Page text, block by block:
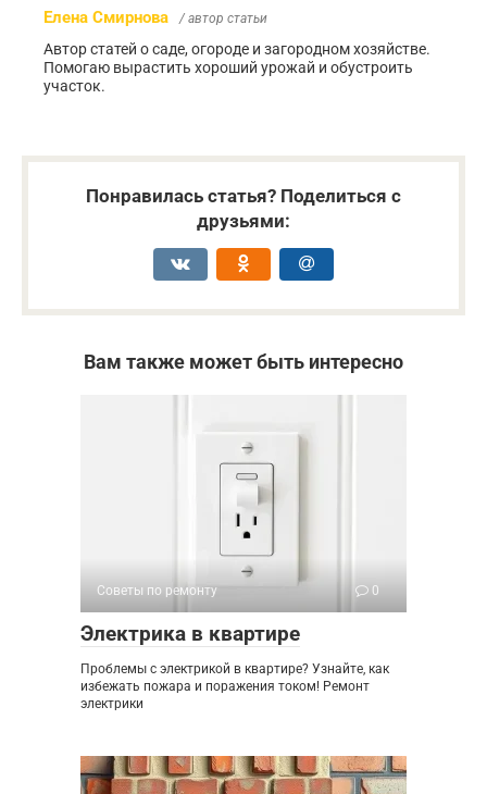
Елена Смирнова / автор статьи
Автор статей о саде, огороде и загородном хозяйстве.
Помогаю вырастить хороший урожай и обустроить
участок.
Понравилась статья? Поделиться с
друзьями:
Вам также может быть интересно
Советы по ремонту 0
Электрика в квартире
Проблемы с электрикой в квартире? Узнайте, как
избежать пожара и поражения током! Ремонт
электрики